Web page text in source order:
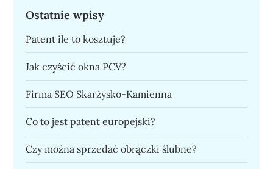
Ostatnie wpisy
Patent ile to kosztuje?
Jak czyścić okna PCV?
Firma SEO Skarżysko-Kamienna
Co to jest patent europejski?
Czy można sprzedać obrączki ślubne?